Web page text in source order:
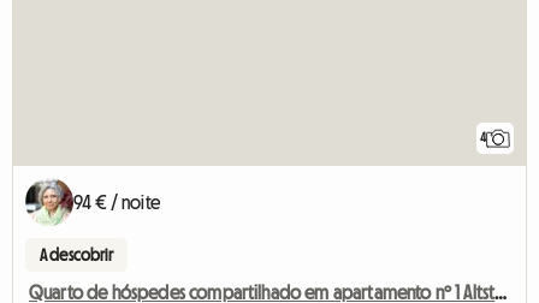
4
94 € / noite
A descobrir
Quarto de hóspedes compartilhado em apartamento nº 1 Altstätten